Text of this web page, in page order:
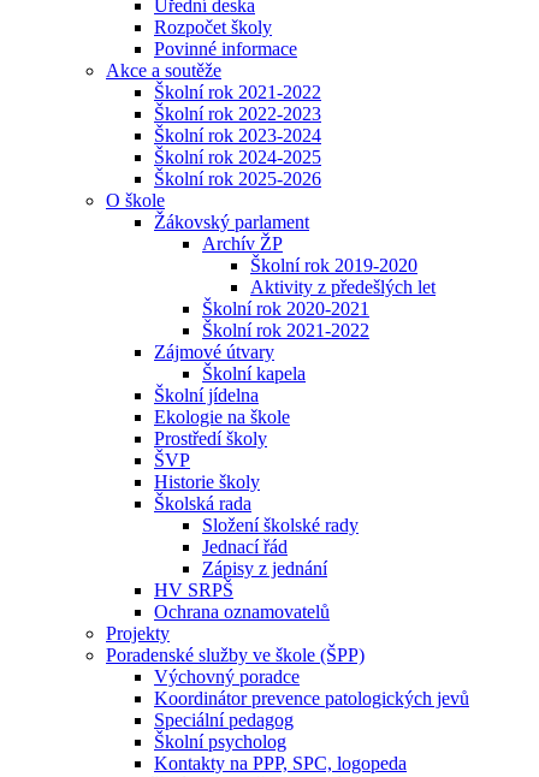
Úřední deska
Rozpočet školy
Povinné informace
Akce a soutěže
Školní rok 2021-2022
Školní rok 2022-2023
Školní rok 2023-2024
Školní rok 2024-2025
Školní rok 2025-2026
O škole
Žákovský parlament
Archív ŽP
Školní rok 2019-2020
Aktivity z předešlých let
Školní rok 2020-2021
Školní rok 2021-2022
Zájmové útvary
Školní kapela
Školní jídelna
Ekologie na škole
Prostředí školy
ŠVP
Historie školy
Školská rada
Složení školské rady
Jednací řád
Zápisy z jednání
HV SRPŠ
Ochrana oznamovatelů
Projekty
Poradenské služby ve škole (ŠPP)
Výchovný poradce
Koordinátor prevence patologických jevů
Speciální pedagog
Školní psycholog
Kontakty na PPP, SPC, logopeda